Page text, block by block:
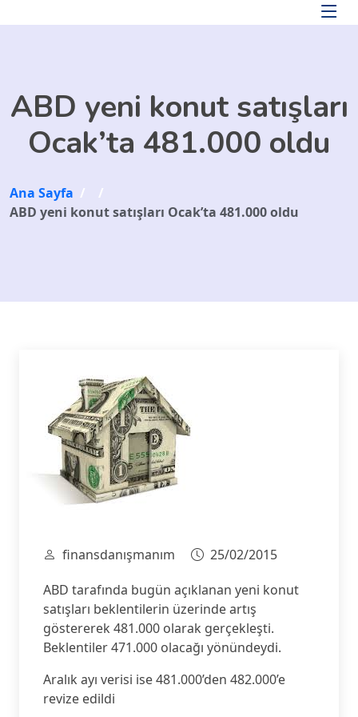
ABD yeni konut satışları
Ocak’ta 481.000 oldu
Ana Sayfa /
/
ABD yeni konut satışları Ocak’ta 481.000 oldu
finansdanışmanım
25/02/2015
ABD tarafında bugün açıklanan yeni konut
satışları beklentilerin üzerinde artış
göstererek 481.000 olarak gerçekleşti.
Beklentiler 471.000 olacağı yönündeydi.
Aralık ayı verisi ise 481.000’den 482.000’e
revize edildi